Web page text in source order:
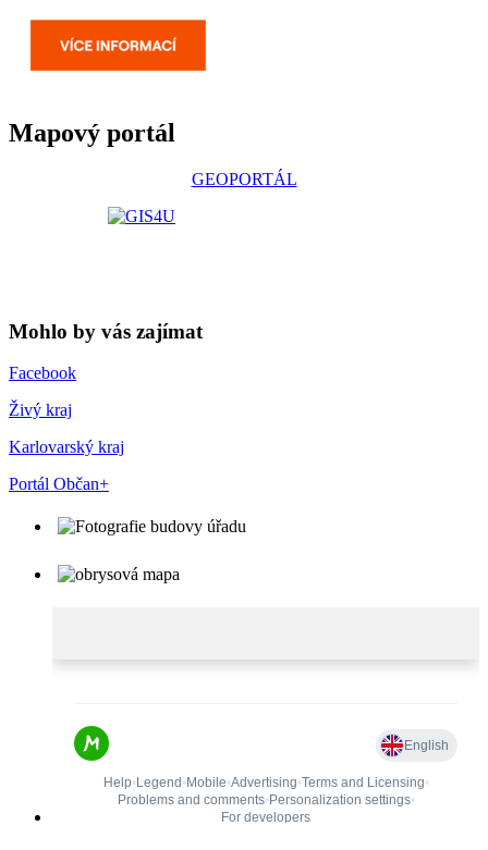
Mapový portál
GEOPORTÁL
Mohlo by vás zajímat
Facebook
Živý kraj
Karlovarský kraj
Portál Občan+